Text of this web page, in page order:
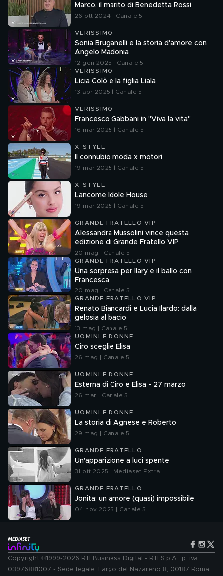
Marco, il marito di Benedetta Rossi
26 ott 2024 | Canale 5
VERISSIMO
Sonia Bruganelli e la storia d'amore con
Angelo Madonia
12 gen 2025 | Canale 5
VERISSIMO
Licia Colò e la figlia Liala
13 apr 2025 | Canale 5
VERISSIMO
Francesco Gabbani in "Viva la vita"
16 mar 2025 | Canale 5
X-STYLE
Il connubio moda x motori
19 mar 2025 | Canale 5
X-STYLE
Lancome Idole House
19 mar 2025 | Canale 5
GRANDE FRATELLO VIP
Alessandra Mussolini vince questa
edizione di Grande Fratello VIP
20 mag | Canale 5
GRANDE FRATELLO VIP
Una sorpresa per Ilary e il ballo con
Francesca
20 mag | Canale 5
GRANDE FRATELLO VIP
Renato Biancardi e Lucia Ilardo: dalla
gelosia al bacio
13 mag | Canale 5
UOMINI E DONNE
Ciro sceglie Elisa
26 mag | Canale 5
UOMINI E DONNE
Esterna di Ciro e Elisa - 27 marzo
26 mar | Canale 5
UOMINI E DONNE
La storia di Agnese e Roberto
29 mag | Canale 5
GRANDE FRATELLO
Un'apparizione a luci spente
31 ott 2025 | Mediaset Extra
GRANDE FRATELLO
Jonita: un amore (quasi) impossibile
04 nov 2025 | Canale 5
Copyright ©1999-2026 RTI Business Digital - RTI S.p.A.: p. iva
03976881007 - Sede legale: Largo del Nazareno 8, 00187 Roma.